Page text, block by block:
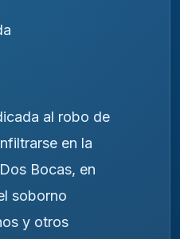
al robo de
en la
Bocas, en
soborno
y otros